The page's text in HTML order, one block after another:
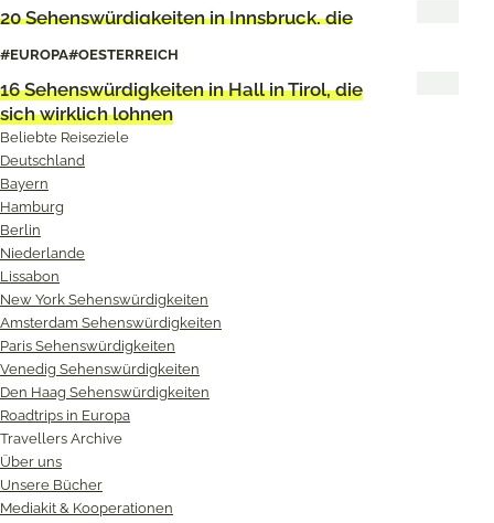
20 Sehenswürdigkeiten in Innsbruck, die
#EUROPA#OESTERREICH
16 Sehenswürdigkeiten in Hall in Tirol, die
sich wirklich lohnen
Beliebte Reiseziele
Deutschland
Bayern
Hamburg
Berlin
Niederlande
Lissabon
New York Sehenswürdigkeiten
Amsterdam Sehenswürdigkeiten
Paris Sehenswürdigkeiten
Venedig Sehenswürdigkeiten
Den Haag Sehenswürdigkeiten
Roadtrips in Europa
Travellers Archive
Über uns
Unsere Bücher
Mediakit & Kooperationen